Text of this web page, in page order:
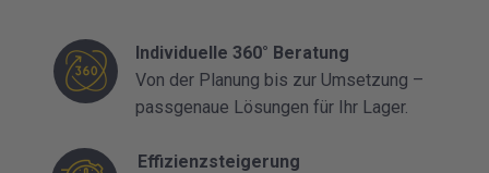
Individuelle 360° Beratung
Von der Planung bis zur Umsetzung –
passgenaue Lösungen für Ihr Lager.
Effizienzsteigerung